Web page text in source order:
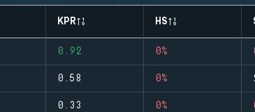
KPR HS
0.92 0%
0.58 0%
0.33 0%